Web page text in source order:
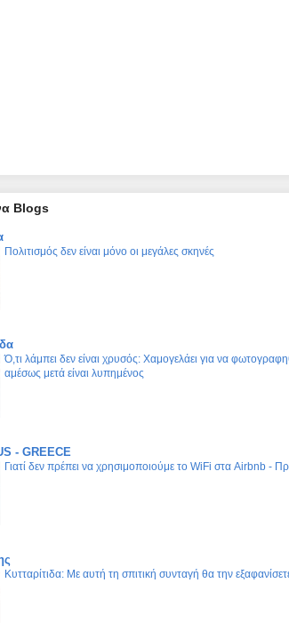
Blogs
Πολιτισμός δεν είναι μόνο οι μεγάλες σκηνές
Ό,τι λάμπει δεν είναι χρυσός: Χαμογελάει για να
αμέσως μετά είναι λυπημένος
- GREECE
Γιατί δεν πρέπει να χρησιμοποιούμε το WiFi στα Airbnb -
Κυτταρίτιδα: Με αυτή τη σπιτική συνταγή θα την